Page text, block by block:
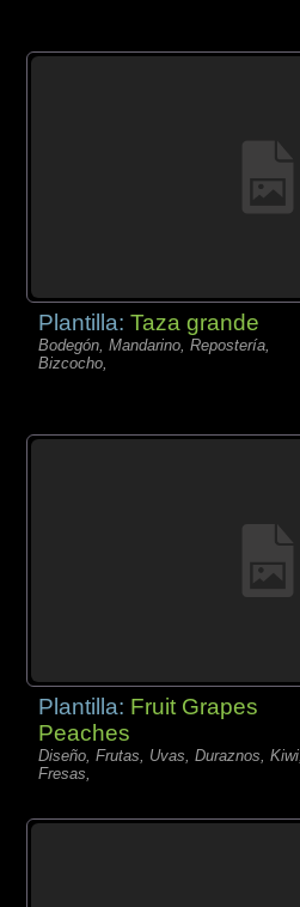
Plantilla:Taza grande
Bodegón, Mandarino, Repostería,
Bizcocho,
Plantilla: Fruit Grapes
Peaches
Diseño, Frutas, Uvas, Duraznos, Kiwi,
Fresas,